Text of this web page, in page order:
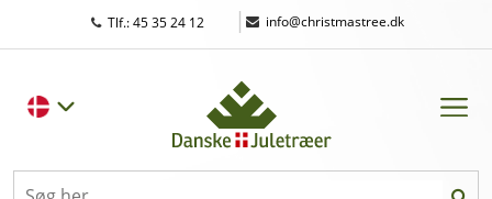
Tlf.: 45 35 24 12 | info@christmastree.dk